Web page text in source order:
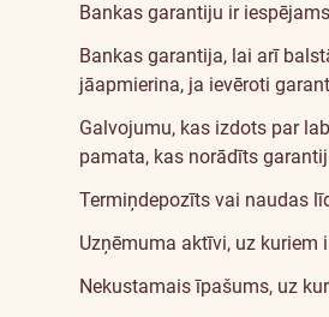
Bankas garantiju ir
Bankas garantija, lai arī
jāapmierina, ja ievēroti
Galvojumu, kas izdots par
pamata, kas norādīts
Termiņdepozīts vai naudas
Uzņēmuma aktīvi, uz kuriem
Nekustamais īpašums, uz